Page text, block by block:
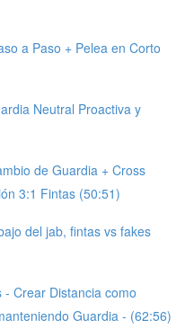
a Paso + Pelea en Corto
Neutral Proactiva y
de Guardia + Cross
3:1 Fintas (50:51)
del jab, fintas vs fakes
Crear Distancia como
Guardia - (62:56)